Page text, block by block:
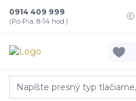
0914 409 999
(Po-Pia, 8-14 hod.)